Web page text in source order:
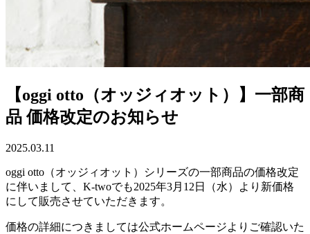
【oggi otto（オッジィオット）】一部商
品 価格改定のお知らせ
2025.03.11
oggi otto（オッジィオット）シリーズの一部商品の価格改定
に伴いまして、K-twoでも2025年3月12日（水）より新価格
にして販売させていただきます。
価格の詳細につきましては公式ホームページよりご確認いた